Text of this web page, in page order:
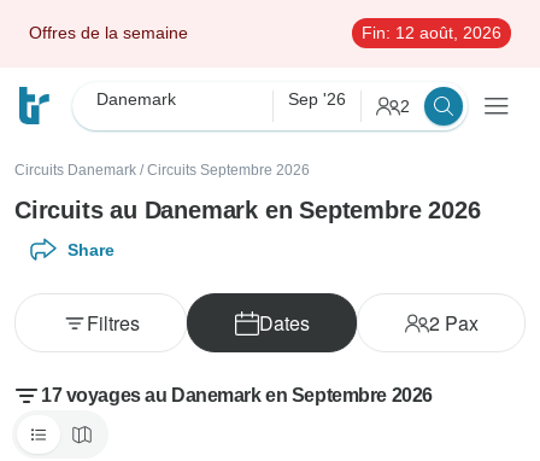
Offres de la semaine Fin: 12 août, 2026
Danemark Sep '26 2
Circuits Danemark / Circuits Septembre 2026
Circuits au Danemark en Septembre 2026
Share
Dates 2Pax
Filtres
17 voyages au Danemark en Septembre 2026